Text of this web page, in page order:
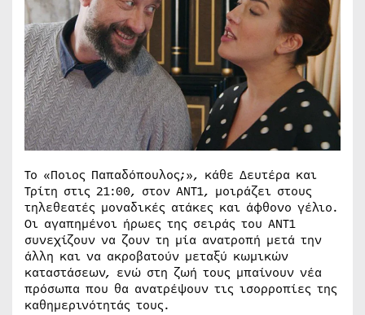
Το «Ποιος Παπαδόπουλος;», κάθε Δευτέρα και
Τρίτη στις 21:00, στον ΑΝΤ1, μοιράζει στους
τηλεθεατές μοναδικές ατάκες και άφθονο γέλιο.
Οι αγαπημένοι ήρωες της σειράς του ΑΝΤ1
συνεχίζουν να ζουν τη μία ανατροπή μετά την
άλλη και να ακροβατούν μεταξύ κωμικών
καταστάσεων, ενώ στη ζωή τους μπαίνουν νέα
πρόσωπα που θα ανατρέψουν τις ισορροπίες της
καθημερινότητάς τους.